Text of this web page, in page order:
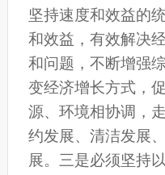
坚持速度和效益的
和效益，有效解决
和问题，不断增强
变经济增长方式，
源、环境相协调，
约发展、清洁发展
展。三是必须坚持